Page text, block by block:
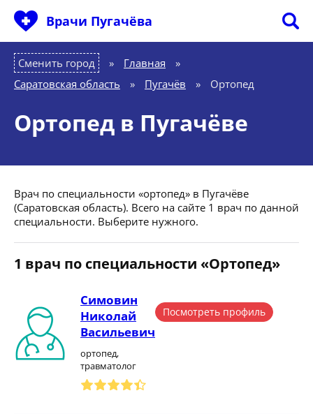
Врачи Пугачёва
Сменить город Главная
»
Саратовская область
» Пугачёв » Ортопед
Ортопед в Пугачёве
Врач по специальности «ортопед» в Пугачёве
(Саратовская область). Всего на сайте 1 врач по данной
специальности. Выберите нужного.
1 врач по специальности «Ортопед»
Симовин
Николай
Васильевич
ортопед,
травматолог
Посмотреть профиль